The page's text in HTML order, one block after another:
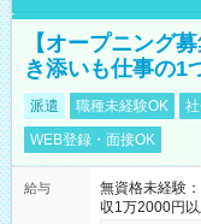
【オープニング
き添いも仕事の1
派遣 職種未経験OK
WEB登録・面接OK
給与
無資格未経験
収1万2000円